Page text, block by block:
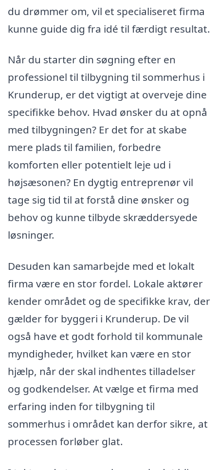
du drømmer om, vil et specialiseret firma
kunne guide dig fra idé til færdigt resultat.
Når du starter din søgning efter en
professionel til tilbygning til sommerhus i
Krunderup, er det vigtigt at overveje dine
specifikke behov. Hvad ønsker du at opnå
med tilbygningen? Er det for at skabe
mere plads til familien, forbedre
komforten eller potentielt leje ud i
højsæsonen? En dygtig entreprenør vil
tage sig tid til at forstå dine ønsker og
behov og kunne tilbyde skræddersyede
løsninger.
Desuden kan samarbejde med et lokalt
firma være en stor fordel. Lokale aktører
kender området og de specifikke krav, der
gælder for byggeri i Krunderup. De vil
også have et godt forhold til kommunale
myndigheder, hvilket kan være en stor
hjælp, når der skal indhentes tilladelser
og godkendelser. At vælge et firma med
erfaring inden for tilbygning til
sommerhus i området kan derfor sikre, at
processen forløber glat.